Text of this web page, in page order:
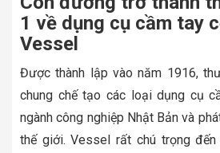
1 về dụng cụ cầm tay
Vessel
Được thành lập vào năm 1916,
chung chế tạo các loại dụng cụ
ngành công nghiệp Nhật Bản và
thế giới. Vessel rất chú trọng